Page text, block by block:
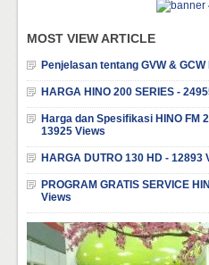
MOST VIEW ARTICLE
Penjelasan tentang GVW &
HARGA HINO 200 SERIES -
Harga dan Spesifikasi HINO FM
13925 Views
HARGA DUTRO 130 HD - 12893
PROGRAM GRATIS SERVICE
Views